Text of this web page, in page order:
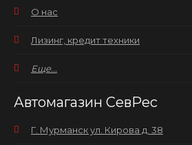
О нас
Лизинг, кредит техники
Еще...
Автомагазин СевРес
Г. Мурманск ул. Кирова д. 38